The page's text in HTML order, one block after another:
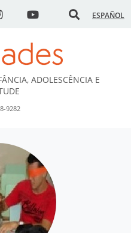
ESPAÑOL
ADOLESCÊNCIA E
9282